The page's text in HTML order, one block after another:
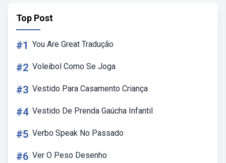
Top Post
#1 You Are Great Tradução
#2 Voleibol Como Se Joga
#3 Vestido Para Casamento Criança
#4 Vestido De Prenda Gaúcha Infantil
#5 Verbo Speak No Passado
#6 Ver O Peso Desenho